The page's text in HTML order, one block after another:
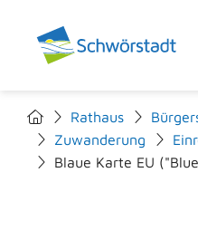
Rathaus
Zuwanderung
Blaue Karte EU